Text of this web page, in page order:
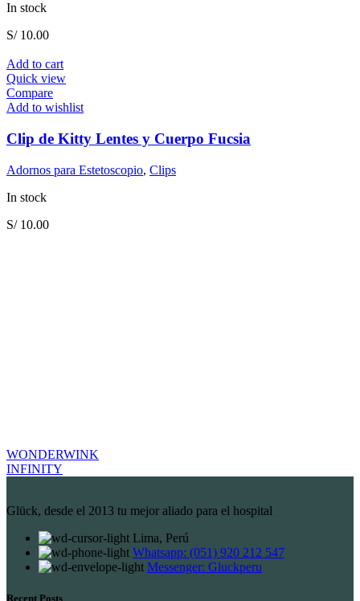
In stock
S/10.00
Add to cart
Quick view
Compare
Add to wishlist
Clip de Kitty Lentes y Cuerpo Fucsia
Adornos para Estetoscopio, Clips
In stock
S/10.00
WONDERWINK
INFINITY
Glück, desde el 2013 tu mejor aliado para el hospital
Lima, Perú
Whatsapp: (051) 920 212 547
Messenger: Gluckperu
Recent Posts